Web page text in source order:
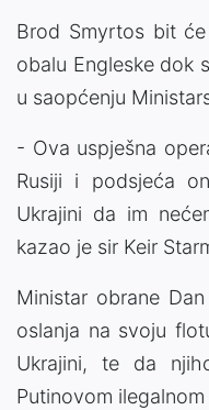
Brod Smyrtos bit
obalu Engleske dok
u saopćenju
- Ova uspješna
Rusiji i podsjeća
Ukrajini da im
kazao je sir Keir
Ministar obrane
oslanja na svoju
Ukrajini, te da
Putinovom ilegalnom